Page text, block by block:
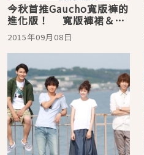
今秋首推Gaucho寬版褲的
進化版！ 寬版褲裙＆露
肩寬版褲的穿搭術【插
畫】
2015年09月08日